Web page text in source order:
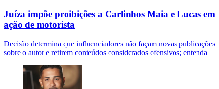
Juíza impõe proibições a Carlinhos Maia e Lucas em
ação de motorista
Decisão determina que influenciadores não façam novas publicações
sobre o autor e retirem conteúdos considerados ofensivos; entenda